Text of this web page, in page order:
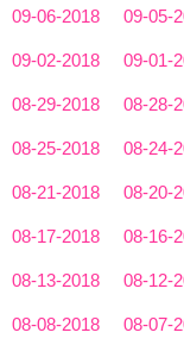
09-06-2018 09-05-
09-02-2018 09-01-
08-29-2018 08-28-
08-25-2018 08-24-
08-21-2018 08-20-
08-17-2018 08-16-
08-13-2018 08-12-
08-08-2018 08-07-